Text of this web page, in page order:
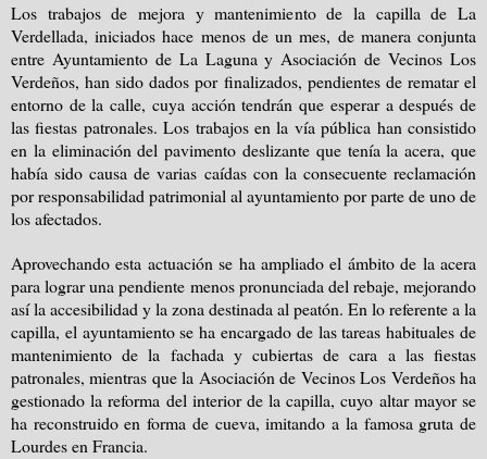
Los trabajos de mejora y mantenimiento de la capilla de La
Verdellada, iniciados hace menos de un mes, de manera conjunta
entre Ayuntamiento de La Laguna y Asociación de Vecinos Los
Verdeños, han sido dados por finalizados, pendientes de rematar el
entorno de la calle, cuya acción tendrán que esperar a después de
las fiestas patronales. Los trabajos en la vía pública han consistido
en la eliminación del pavimento deslizante que tenía la acera, que
había sido causa de varias caídas con la consecuente reclamación
por responsabilidad patrimonial al ayuntamiento por parte de uno de
los afectados.
Aprovechando esta actuación se ha ampliado el ámbito de la acera
para lograr una pendiente menos pronunciada del rebaje, mejorando
así la accesibilidad y la zona destinada al peatón. En lo referente a la
capilla, el ayuntamiento se ha encargado de las tareas habituales de
mantenimiento de la fachada y cubiertas de cara a las fiestas
patronales, mientras que la Asociación de Vecinos Los Verdeños ha
gestionado la reforma del interior de la capilla, cuyo altar mayor se
ha reconstruido en forma de cueva, imitando a la famosa gruta de
Lourdes en Francia.